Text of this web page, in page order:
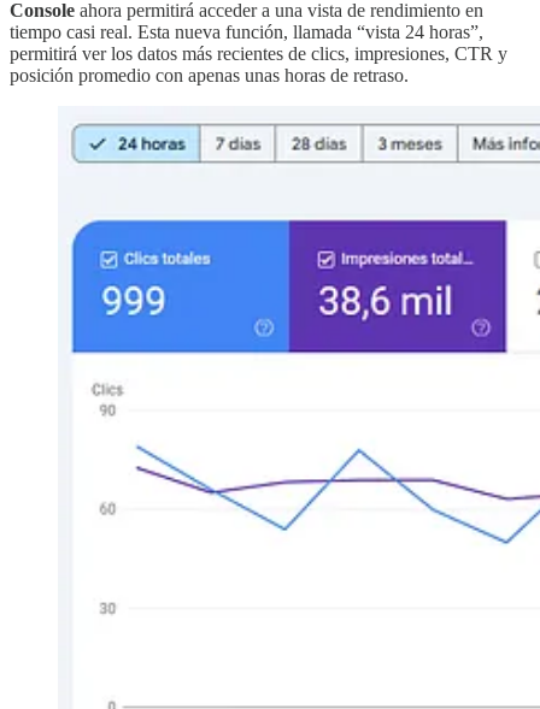
Console ahora permitirá acceder a una vista de rendimiento en
tiempo casi real. Esta nueva función, llamada “vista 24 horas”,
permitirá ver los datos más recientes de clics, impresiones, CTR y
posición promedio con apenas unas horas de retraso.